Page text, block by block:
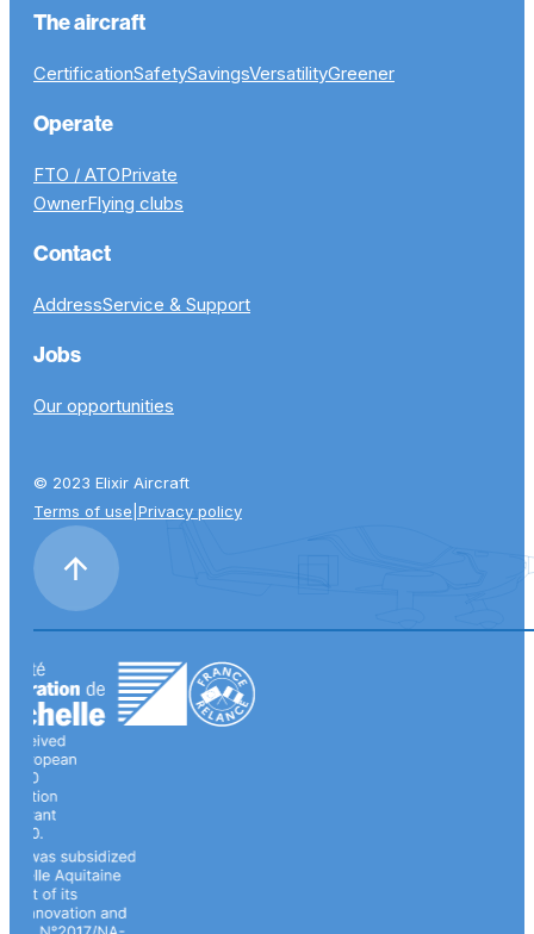
The aircraft
CertificationSafetySavingsVersatilityGreener
Operate
FTO / ATOPrivate
OwnerFlying clubs
Contact
AddressService & Support
Jobs
Our opportunities
© 2023 Elixir Aircraft
Terms of use Privacy policy